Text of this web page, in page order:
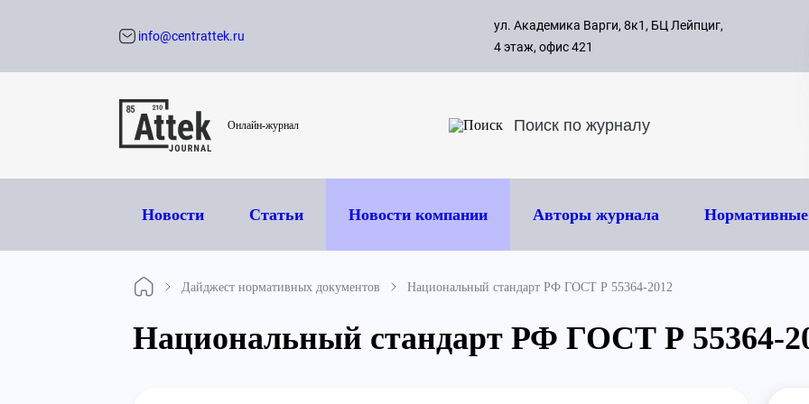
с 09:00
8 495
info@centrattek.ru
ул. Академика Варги, 8к1, БЦ Лейпциг,
4 этаж, офис 421
Онлайн-журнал
Новости Статьи Новости компании Авторы журнала
Дайджест нормативных документов Национальный стандарт РФ ГОСТ Р 55364-2012
Национальный стандарт РФ ГОСТ Р 55364-